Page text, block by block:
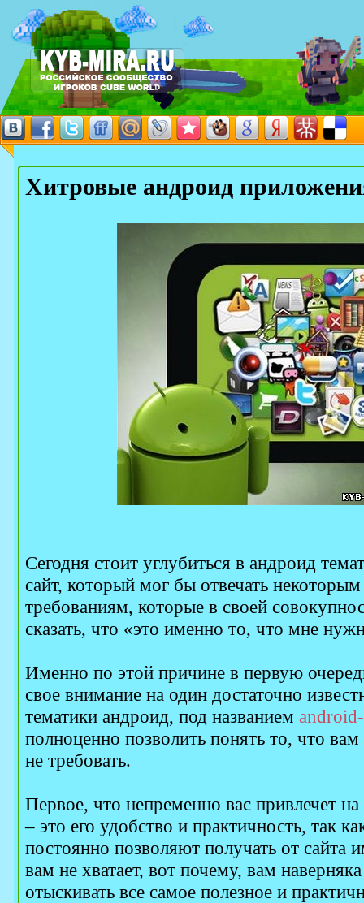
Хитровые андроид
Сегодня стоит углубиться в андроид
сайт, который мог бы отвечать
требованиям, которые в своей
сказать, что «это именно то, что мне
Именно по этой причине в первую
свое внимание на один достаточно
тематики андроид, под названием
полноценно позволить понять то, что вам
не требовать.
Первое, что непременно вас привлечет
– это его удобство и практичность, так
постоянно позволяют получать от сайта
вам не хватает, вот почему, вам
отыскивать все самое полезное и